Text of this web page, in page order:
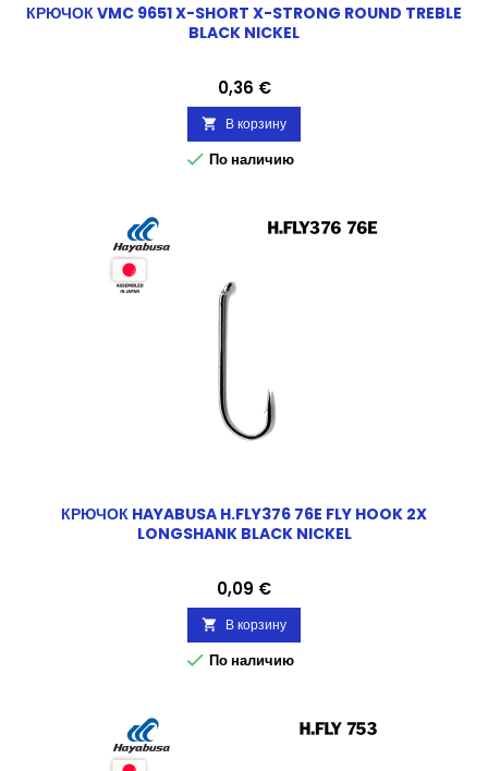
КРЮЧОК VMC 9651 X-SHORT X-STRONG ROUND TREBLE
BLACK NICKEL
Цена
0,36 €
 В корзину
 По наличию
КРЮЧОК HAYABUSA H.FLY376 76E FLY HOOK 2X
LONGSHANK BLACK NICKEL
Цена
0,09 €
 В корзину
 По наличию